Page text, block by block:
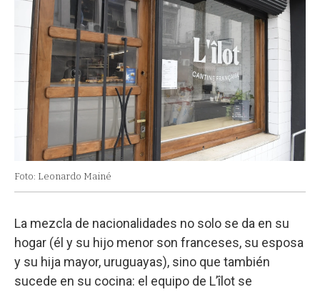
Foto: Leonardo Mainé
La mezcla de nacionalidades no solo se da en su
hogar (él y su hijo menor son franceses, su esposa
y su hija mayor, uruguayas), sino que también
sucede en su cocina: el equipo de L’îlot se